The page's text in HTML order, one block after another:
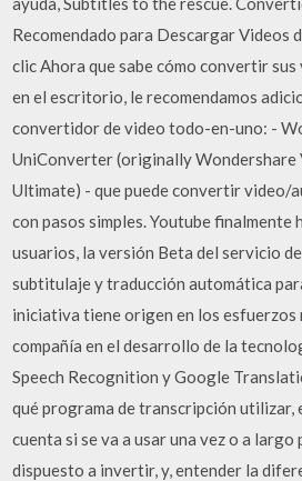
Recomendado para Descargar Videos
clic Ahora que sabe cómo convertir
en el escritorio, le recomendamos
convertidor de video todo-en-uno: -
UniConverter (originally Wondershare
Ultimate) - que puede convertir video/
con pasos simples. Youtube finalmente
usuarios, la versión Beta del servicio
subtitulaje y traducción automática
iniciativa tiene origen en los esfuerzos
compañía en el desarrollo de la
Speech Recognition y Google
qué programa de transcripción utilizar,
cuenta si se va a usar una vez o a
dispuesto a invertir, y, entender la